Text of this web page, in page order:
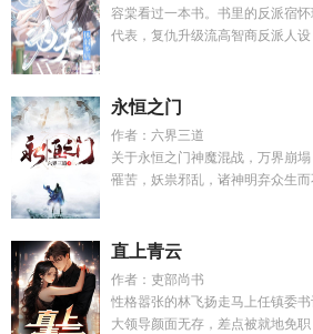
容棠看过一本书。书里的反派宿
代表，复仇升级流高智商反派人
永恒之门
作者：六界三道
关于永恒之门神魔混战，万界崩
罹苦，妖祟邪乱，诸神明弃众生
直上青云
作者：吏部尚书
性格嚣张的林飞扬走马上任镇委
大领导颜面无存，差点被就地免